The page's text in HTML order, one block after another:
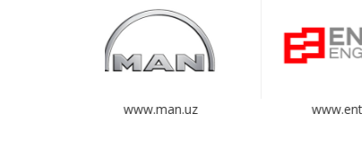
www.ent-en.com